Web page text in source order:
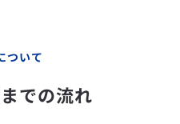
ついて
での流れ